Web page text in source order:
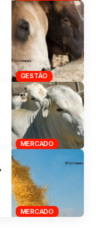
GESTÃO
MERCADO
MERCADO